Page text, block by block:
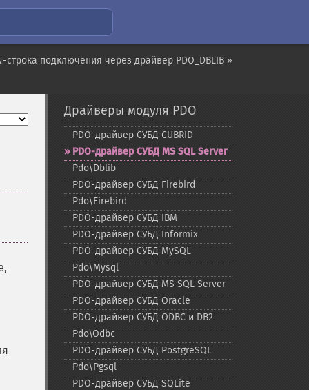
строка подключения через драйвер PDO_DBLIB »
Драйверы модуля PDO
PDO-​драйвер СУБД CUBRID
PDO-​драйвер СУБД MS SQL Server
Pdo\Dblib
PDO-​драйвер СУБД Firebird
Pdo\Firebird
PDO-​драйвер СУБД IBM
PDO-​драйвер СУБД Informix
PDO-​драйвер СУБД MySQL
Pdo\Mysql
PDO-​драйвер СУБД MS SQL Server
PDO-​драйвер СУБД Oracle
PDO-​драйвер СУБД ODBC и DB2
Pdo\Odbc
PDO-​драйвер СУБД PostgreSQL
Pdo\Pgsql
PDO-​драйвер СУБД SQLite